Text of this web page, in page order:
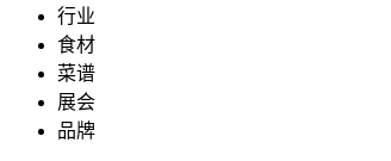
行业
食材
菜谱
展会
品牌